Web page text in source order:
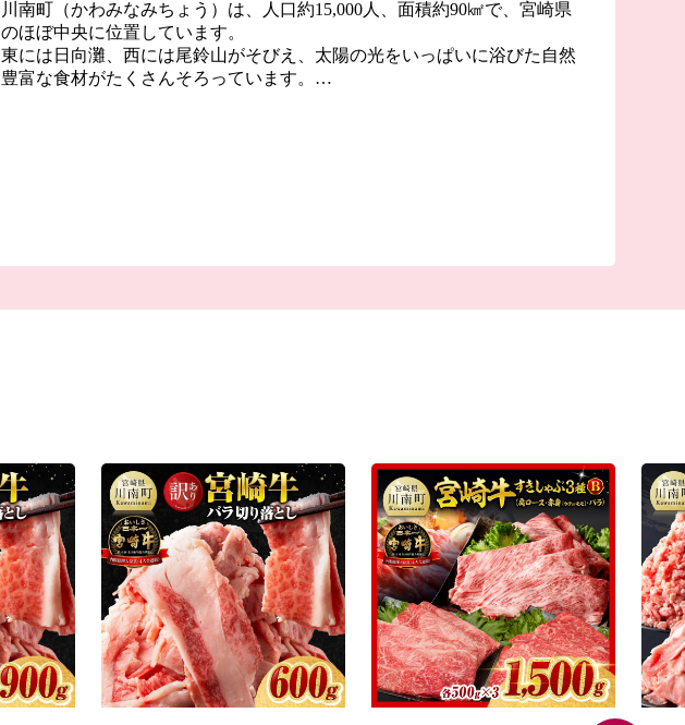
川南町（かわみなみちょう）は、人口約15,000人、面積約90㎢で、宮崎県
のほぼ中央に位置しています。
東には日向灘、西には尾鈴山がそびえ、太陽の光をいっぱいに浴びた自然
豊富な食材がたくさんそろっています。